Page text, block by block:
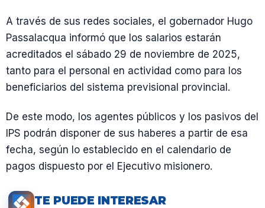
A través de sus redes sociales, el gobernador Hugo
Passalacqua informó que los salarios estarán
acreditados el sábado 29 de noviembre de 2025,
tanto para el personal en actividad como para los
beneficiarios del sistema previsional provincial.
De este modo, los agentes públicos y los pasivos del
IPS podrán disponer de sus haberes a partir de esa
fecha, según lo establecido en el calendario de
pagos dispuesto por el Ejecutivo misionero.
TE PUEDE INTERESAR